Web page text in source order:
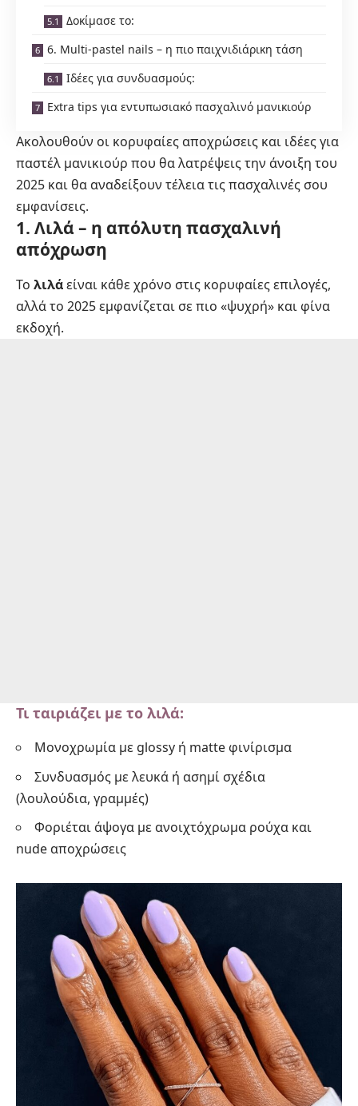
Δοκίμασε το:
6. Multi-pastel nails – η πιο παιχνιδιάρικη τάση
Ιδέες για συνδυασμούς:
Extra tips για εντυπωσιακό πασχαλινό μανικιούρ
Ακολουθούν οι κορυφαίες αποχρώσεις και ιδέες για
παστέλ μανικιούρ που θα λατρέψεις την άνοιξη του
2025 και θα αναδείξουν τέλεια τις πασχαλινές σου
εμφανίσεις.
1. Λιλά – η απόλυτη πασχαλινή
απόχρωση
Το λιλάείναι κάθε χρόνο στις κορυφαίες επιλογές,
αλλά το 2025 εμφανίζεται σε πιο «ψυχρή» και φίνα
εκδοχή.
Τι ταιριάζει με το λιλά:
Μονοχρωμία με glossy ή matte φινίρισμα
Συνδυασμός με λευκά ή ασημί σχέδια
(λουλούδια, γραμμές)
Φοριέται άψογα με ανοιχτόχρωμα ρούχα και
nude αποχρώσεις